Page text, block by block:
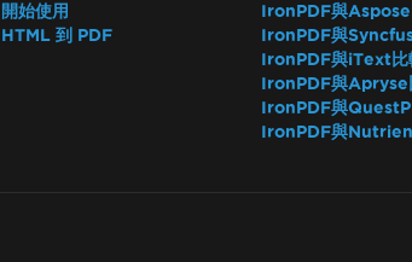
開始使用
HTML 到 PDF
IronPDF與Aspose
IronPDF與
IronPDF與iText比
IronPDF與Apryse
IronPDF與
IronPDF與